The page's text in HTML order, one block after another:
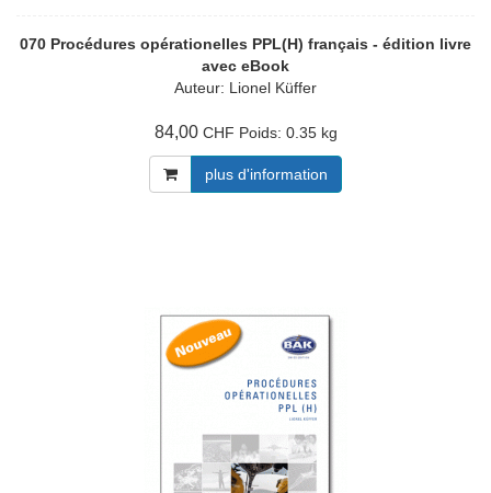
070 Procédures opérationelles PPL(H) français - édition livre
avec eBook
Auteur: Lionel Küffer
84,00 CHF Poids: 0.35 kg
plus d'information